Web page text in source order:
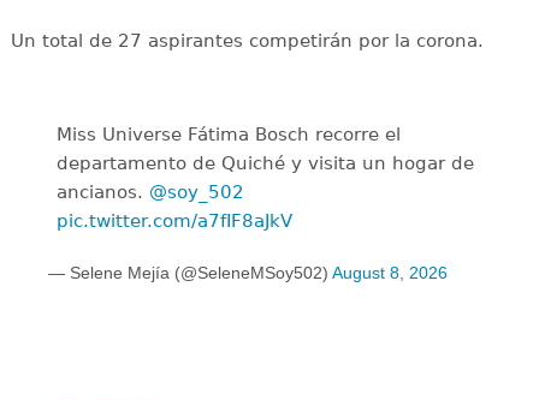
Un total de 27 aspirantes competirán por la corona.
Miss Universe Fátima Bosch recorre el
departamento de Quiché y visita un hogar de
ancianos. @soy_502
pic.twitter.com/a7fIF8aJkV
— Selene Mejía (@SeleneMSoy502) August 8, 2026